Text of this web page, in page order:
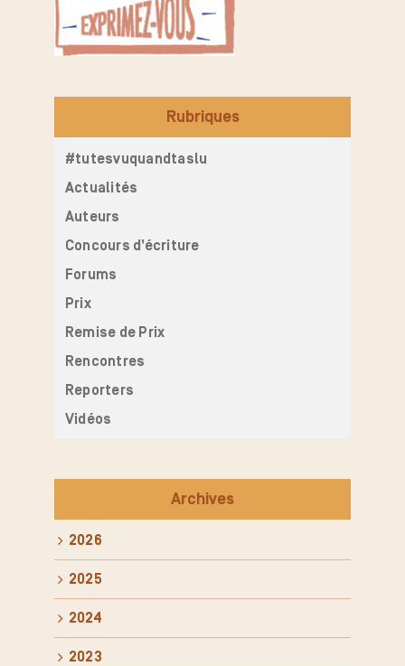
Rubriques
#tutesvuquandtaslu
Actualités
Auteurs
Concours d’écriture
Forums
Prix
Remise de Prix
Rencontres
Reporters
Vidéos
Archives
2026
2025
2024
2023